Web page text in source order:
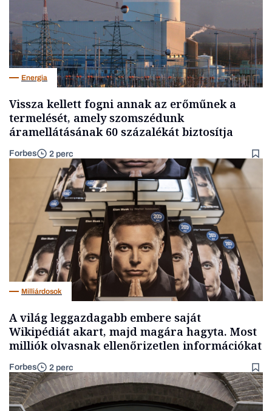
Energia
Vissza kellett fogni annak az erőműnek a
termelését, amely szomszédunk
áramellátásának 60 százalékát biztosítja
Forbes 2 perc
Milliárdosok
A világ leggazdagabb embere saját
Wikipédiát akart, majd magára hagyta. Most
milliók olvasnak ellenőrizetlen információkat
Forbes 2 perc